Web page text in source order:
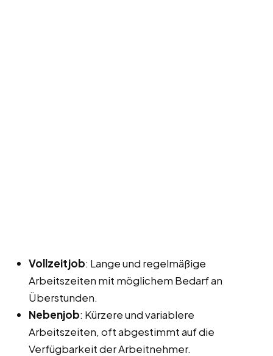
Vollzeitjob: Lange und regelmäßige
Arbeitszeiten mit möglichem Bedarf an
Überstunden.
Nebenjob: Kürzere und variablere
Arbeitszeiten, oft abgestimmt auf die
Verfügbarkeit der Arbeitnehmer.